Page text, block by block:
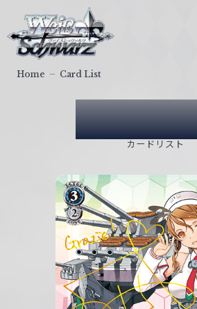
ァ
イ
Card
カードリスト
Home Card List